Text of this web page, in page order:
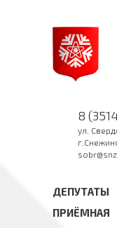
8
ул.
ДЕПУТАТЫ
ПРИЁМНАЯ